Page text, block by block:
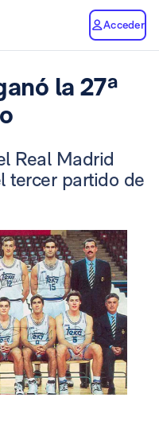
Acceder
la 27ª
Real Madrid
tercer partido de